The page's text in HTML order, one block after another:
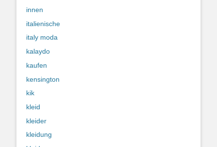
innen
italienische
italy moda
kalaydo
kaufen
kensington
kik
kleid
kleider
kleidung